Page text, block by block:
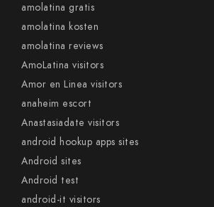
amolatina gratis
amolatina kosten
amolatina reviews
AmoLatina visitors
Amor en Linea visitors
anaheim escort
Anastasiadate visitors
android hookup apps sites
Android sites
Android test
android-it visitors